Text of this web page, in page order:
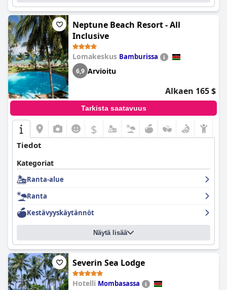
Neptune Beach Resort - All
Inclusive
Lomakeskus Bamburissa
6,9 Arvioitu
Alkaen 165 $
Tarkista saatavuus
$
Tiedot
Kategoriat
Ranta-alue
Ranta
Kestävyyskäytännöt
Näytä lisää
Severin Sea Lodge
Hotelli Mombasassa